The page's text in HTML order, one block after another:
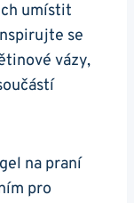
umístit
se
vázy,
‌na praní
pro